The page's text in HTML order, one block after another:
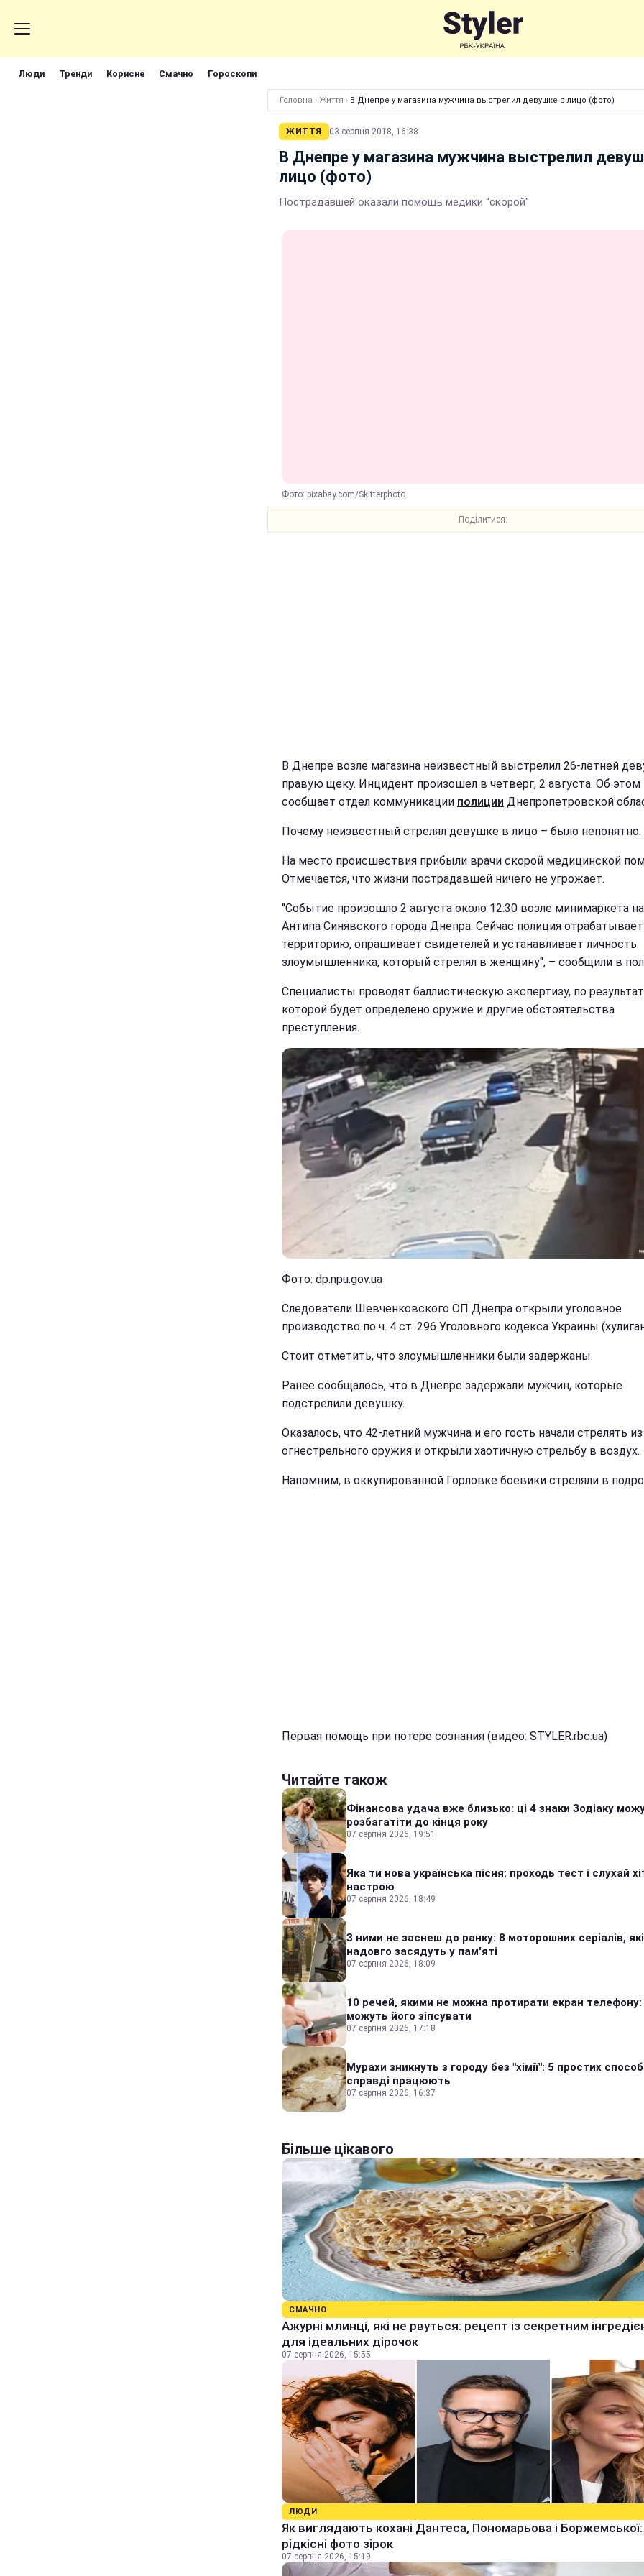
Люди Тренди Корисне Смачно Гороскопи
Головна › Життя › В Днепре у магазина мужчина выстрелил девушке в лицо (фото)
ЖИТТЯ 03 серпня 2018, 16:38
В Днепре у магазина мужчина выстрелил
лицо (фото)
Пострадавшей оказали помощь медики "скорой"
Фото: pixabay.com/Skitterphoto
Поділитися:
В Днепре возле магазина неизвестный выстрелил 26-летней
правую щеку. Инцидент произошел в четверг, 2 августа. Об этом
сообщает отдел коммуникации полиции Днепропетровской
Почему неизвестный стрелял девушке в лицо – было непонятно.
На место происшествия прибыли врачи скорой медицинской
Отмечается, что жизни пострадавшей ничего не угрожает.
"Событие произошло 2 августа около 12:30 возле минимаркета
Антипа Синявского города Днепра. Сейчас полиция отрабатывает
территорию, опрашивает свидетелей и устанавливает личность
злоумышленника, который стрелял в женщину", – сообщили в
Специалисты проводят баллистическую экспертизу, по
которой будет определено оружие и другие обстоятельства
преступления.
Фото: dp.npu.gov.ua
Следователи Шевченковского ОП Днепра открыли уголовное
производство по ч. 4 ст. 296 Уголовного кодекса Украины
Стоит отметить, что злоумышленники были задержаны.
Ранее сообщалось, что в Днепре задержали мужчин, которые
подстрелили девушку.
Оказалось, что 42-летний мужчина и его гость начали стрелять из
огнестрельного оружия и открыли хаотичную стрельбу в воздух.
Напомним, в оккупированной Горловке боевики стреляли в
Первая помощь при потере сознания (видео: STYLER.rbc.ua)
Читайте також
Фінансова удача вже близько: ці 4 знаки Зодіаку
розбагатіти до кінця року
07 серпня 2026, 19:51
Яка ти нова українська пісня: проходь тест і слухай
настрою
07 серпня 2026, 18:49
З ними не заснеш до ранку: 8 моторошних серіалів, які
надовго засядуть у пам'яті
07 серпня 2026, 18:09
10 речей, якими не можна протирати екран
можуть його зіпсувати
07 серпня 2026, 17:18
Мурахи зникнуть з городу без "хімії": 5 простих
справді працюють
07 серпня 2026, 16:37
Більше цікавого
СМАЧНО
Ажурні млинці, які не рвуться: рецепт із секретним
для ідеальних дірочок
07 серпня 2026, 15:55
ЛЮДИ
Як виглядають кохані Дантеса, Пономарьова і Боржемської:
рідкісні фото зірок
07 серпня 2026, 15:19